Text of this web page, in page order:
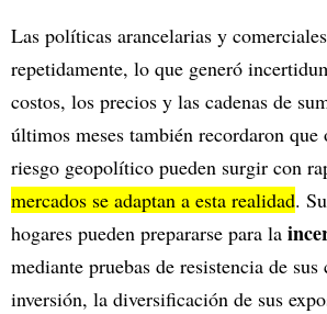
Las políticas arancelarias y
repetidamente, lo que generó
costos, los precios y las cadenas de
últimos meses también recordaron que
riesgo geopolítico pueden surgir con
mercados se adaptan a esta realidad.
hogares pueden prepararse para la
mediante pruebas de resistencia de sus
inversión, la diversificación de sus